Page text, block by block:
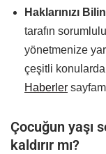
Haklarınızı
tarafın
yönetmenize
çeşitli
Haberler
Çocuğun yaşı
kaldırır mı?